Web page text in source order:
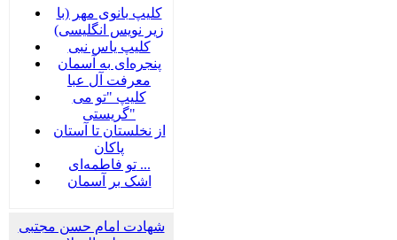
کلیپ بانوی مهر (با
زیر نویس انگلیسی)
کلیپ یاس نبی
پنجره‌ای به آسمان
معرفت آل عبا
کلیپ "تو می
گریستی"
از نخلستان تا آستان
پاکان
تو فاطمه‌ای ...
اشک بر آسمان
شهادت امام حسن مجتبی